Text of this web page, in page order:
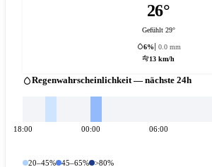
26°
Gefühlt 29°
6%
0.0 mm
13 km/h
Regenwahrscheinlichkeit — nächste 24h
18:00 00:00 06:00
20–45% 45–65% >80%